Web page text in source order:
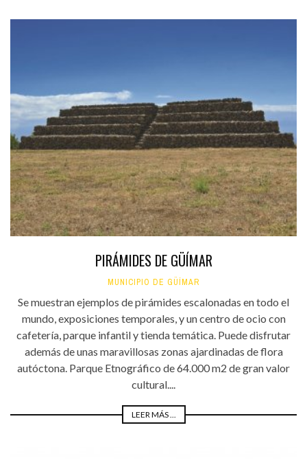
PIRÁMIDES DE GÜÍMAR
MUNICIPIO DE GÜÍMAR
Se muestran ejemplos de pirámides escalonadas en todo el
mundo, exposiciones temporales, y un centro de ocio con
cafetería, parque infantil y tienda temática. Puede disfrutar
además de unas maravillosas zonas ajardinadas de flora
autóctona. Parque Etnográfico de 64.000 m2 de gran valor
cultural....
LEER MÁS ...